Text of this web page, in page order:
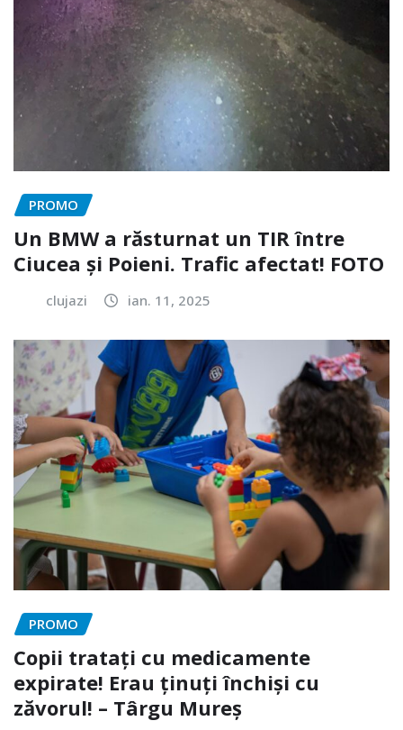
PROMO
Un BMW a răsturnat un TIR între
Ciucea și Poieni. Trafic afectat! FOTO
clujazi ian. 11, 2025
PROMO
Copii tratați cu medicamente
expirate! Erau ținuți închiși cu
zăvorul! – Târgu Mureș